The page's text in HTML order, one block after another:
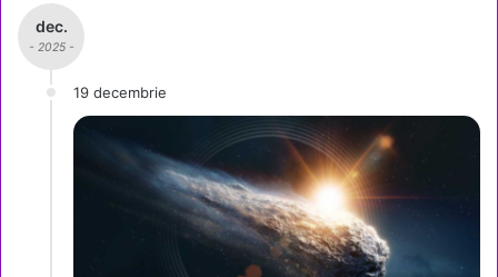
dec.
- 2025 -
19 decembrie